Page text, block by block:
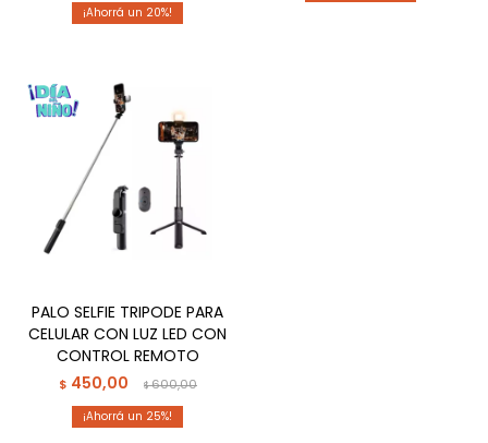
20
PALO SELFIE TRIPODE PARA
CELULAR CON LUZ LED CON
CONTROL REMOTO
$ 450,00 $600,00
25